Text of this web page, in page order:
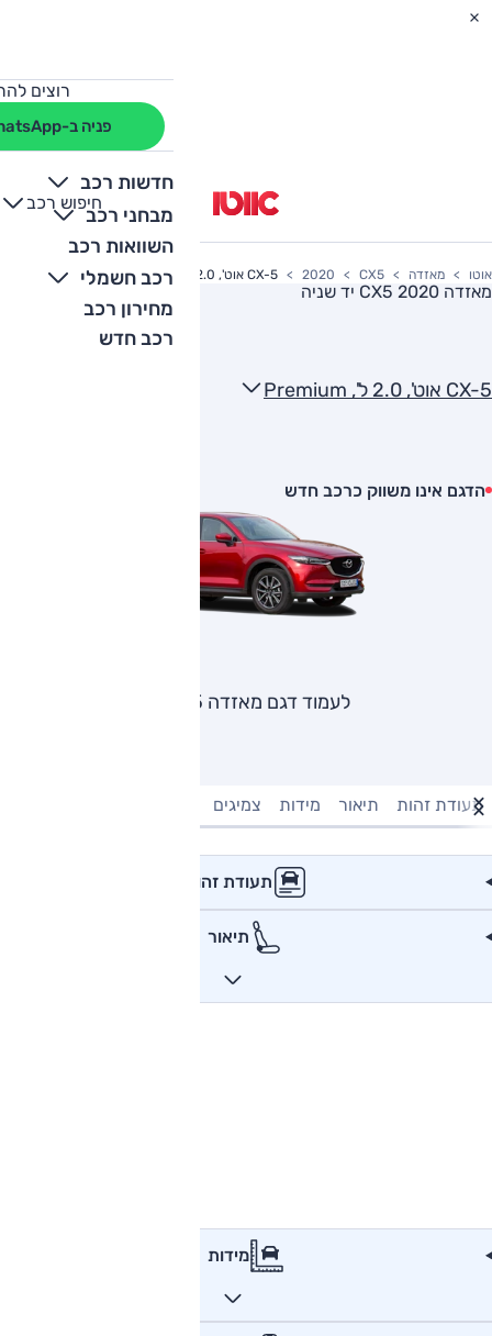
רוצים
פניה ב-WhatsApp
חדשות רכב
מבחני רכב
השוואות רכב
רכב חשמלי
מחירון רכב
רכב חדש
חיפוש רכב
+
-
אוטו מאזדה CX5
2020 CX-5 אוט', 2.0 ל', Premium
מאזדה CX5 2020 יד שניה
CX-5 אוט', 2.0 ל', Premium
הדגם אינו משווק כרכב חדש
לעמוד דגם מאזדה CX5
תעודת זהות תיאור מידות צמיגים
תעודת זהות
תיאור
מידות